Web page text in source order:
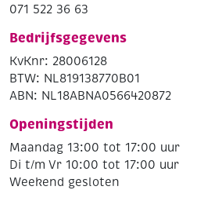
071 522 36 63
Bedrijfsgegevens
KvKnr: 28006128
BTW: NL819138770B01
ABN: NL18ABNA0566420872
Openingstijden
Maandag 13:00 tot 17:00 uur
Di t/m Vr 10:00 tot 17:00 uur
Weekend gesloten